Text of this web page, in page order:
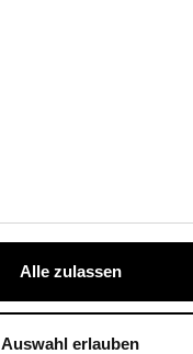
Alle zulassen
Auswahl erlauben